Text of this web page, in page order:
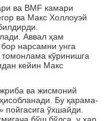
ва BMF камари
ва Макс Холлоуэй
Аввал ҳам
нарсамни унга
кўринишга
кейин Макс
ва жисмоний
Бу қарама-
ўхшайди.